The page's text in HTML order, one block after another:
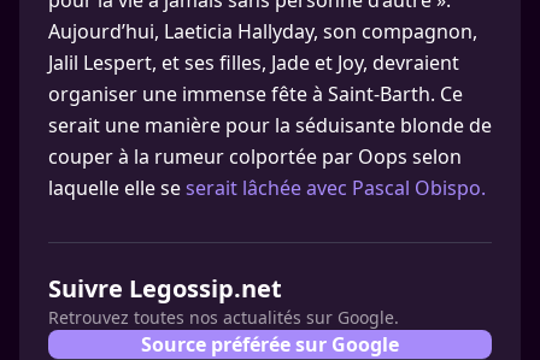
Aujourd’hui, Laeticia Hallyday, son compagnon,
Jalil Lespert, et ses filles, Jade et Joy, devraient
organiser une immense fête à Saint-Barth. Ce
serait une manière pour la séduisante blonde de
couper à la rumeur colportée par Oops selon
laquelle elle seserait lâchée avec Pascal Obispo.
Suivre Legossip.net
Retrouvez toutes nos actualités sur Google.
Source préférée sur Google